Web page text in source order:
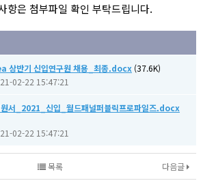
항은 첨부파일 확인 부탁드립니다.
반기 신입연구원 채용_최종.docx (37.6K)
02-22 15:47:21
서_2021_신입_월드패널퍼블릭프로파일즈.docx
02-22 15:47:21
다음글
목록